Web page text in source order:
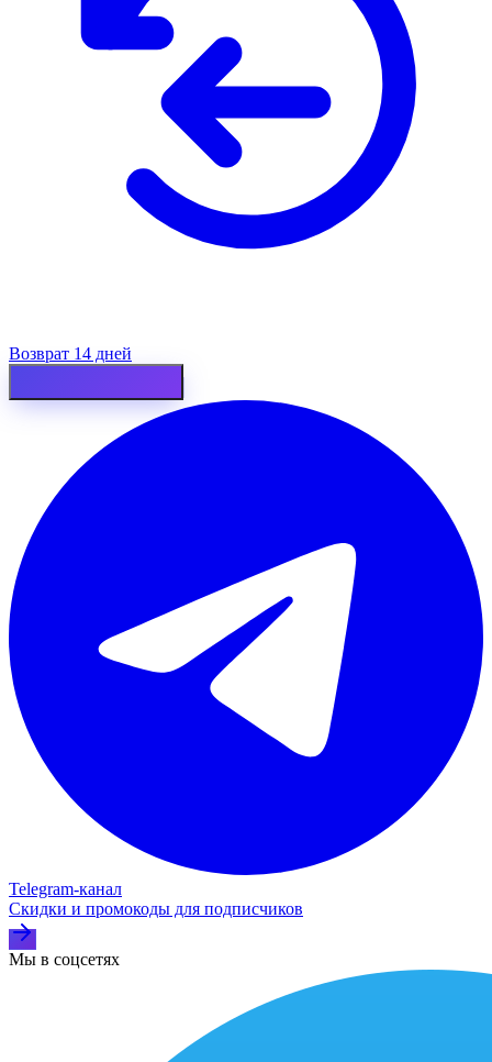
Возврат 14 дней
Telegram‑канал
Скидки и промокоды для подписчиков
Мы в соцсетях